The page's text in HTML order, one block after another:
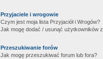
Przyjaciele i wrogowie
Czym jest moja lista Przyjaciół i Wrogów?
Jak mogę dodać / usunąć użytkowników
Przeszukiwanie forów
Jak mogę przeszukiwać forum lub fora?